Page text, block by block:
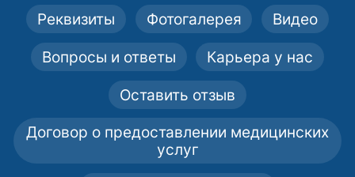
Реквизиты Фотогалерея Видео
Вопросы и ответы Карьера у нас
Оставить отзыв
Договор о предоставлении медицинских
услуг